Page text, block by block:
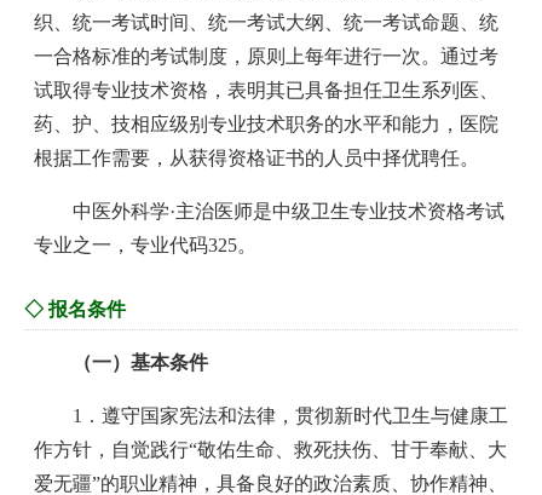
织、统一考试时间、统一考试大纲、统一考试命题、统
一合格标准的考试制度，原则上每年进行一次。通过考
试取得专业技术资格，表明其已具备担任卫生系列医、
药、护、技相应级别专业技术职务的水平和能力，医院
根据工作需要，从获得资格证书的人员中择优聘任。
中医外科学·主治医师是中级卫生专业技术资格考试
专业之一，专业代码325。
◇ 报名条件
（一）基本条件
1．遵守国家宪法和法律，贯彻新时代卫生与健康工
作方针，自觉践行“敬佑生命、救死扶伤、甘于奉献、大
爱无疆”的职业精神，具备良好的政治素质、协作精神、